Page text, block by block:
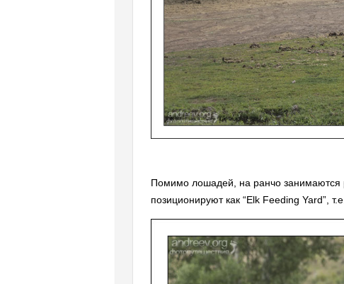
Помимо лошадей, на ранчо занимаются
позиционируют как “Elk Feeding Yard”,